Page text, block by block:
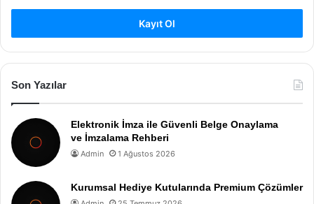
Kayıt Ol
Son Yazılar
Elektronik İmza ile Güvenli Belge Onaylama
ve İmzalama Rehberi
Admin 1 Ağustos 2026
Kurumsal Hediye Kutularında Premium Çözümler